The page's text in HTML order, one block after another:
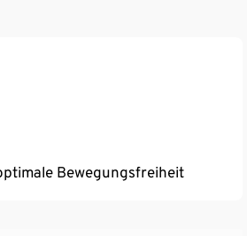
Bewegungsfreiheit